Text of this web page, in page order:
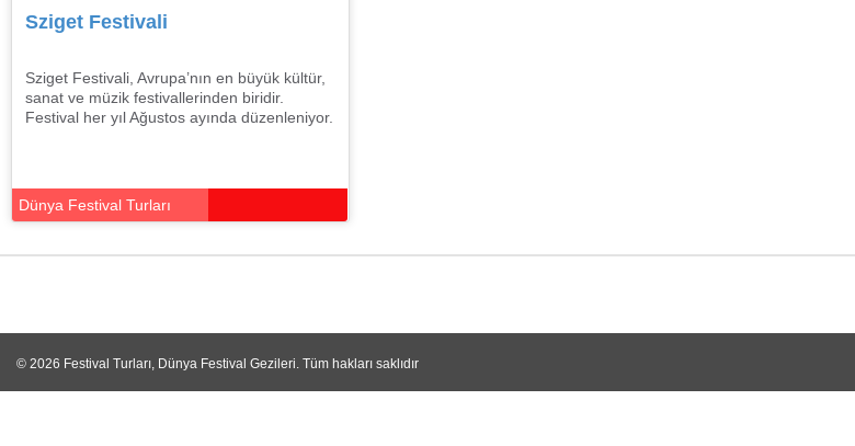
Sziget Festivali
Sziget Festivali, Avrupa’nın en büyük kültür,
sanat ve müzik festivallerinden biridir.
Festival her yıl Ağustos ayında düzenleniyor.
Dünya Festival Turları
© 2026 Festival Turları, Dünya Festival Gezileri . Tüm hakları saklıdır